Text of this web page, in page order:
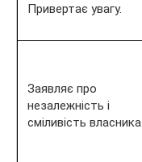
Привертає увагу.
Заявляє про
незалежність і
сміливість власника.